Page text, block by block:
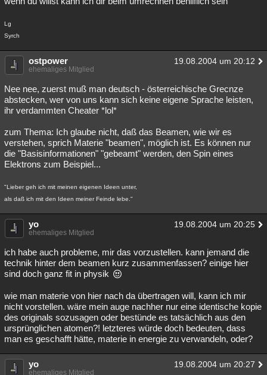
Lg
Syrch
ostpower 19.08.2004 um 20:12
ehemaliges Mitglied
Nee nee, zuerst muß man deutsch - österreichische Grecnze
abstecken, wer von uns kann sich keine eigene Sprache leisten,
ihr verdammten Cheater *lol*
zum Thema: Ich glaube nicht, daß das Beamen, wie wir es
verstehen, sprich Materie "beamen", möglich ist. Es können nur
die "Basisinformationen" "gebeamt" werden, den Spin eines
Elektrons zum Beispiel...
"Lieber geh ich mit meinen eigenen Ideen unter,
als daß ich mit den Ideen meiner Feinde lebe."
yo 19.08.2004 um 20:25
ehemaliges Mitglied
ich habe auch probleme, mir das vorzustellen. kann jemand die
technik hinter dem beamen kurz zusammenfassen? einige hier
sind doch ganz fit in physik
wie man materie von hier nach da übertragen will, kann ich mir
nicht vorstellen. wäre mein auge nachher nur eine identische kopie
des originals sozusagen oder bestünde es tatsächlich aus den
ursprünglichen atomen?! letzteres würde doch bedeuten, dass
man es geschafft hätte, materie in energie zu verwandeln, oder?
yo 19.08.2004 um 20:27
ehemaliges Mitglied